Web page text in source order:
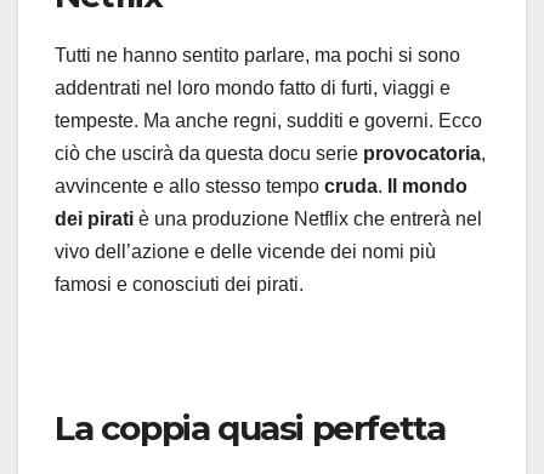
Tutti ne hanno sentito parlare, ma pochi si sono
addentrati nel loro mondo fatto di furti, viaggi e
tempeste. Ma anche regni, sudditi e governi. Ecco
ciò che uscirà da questa docu serie provocatoria,
avvincente e allo stesso tempo cruda.
Il mondo
dei pirati è una produzione Netflix che entrerà nel
vivo dell’azione e delle vicende dei nomi più
famosi e conosciuti dei pirati.
La coppia quasi perfetta